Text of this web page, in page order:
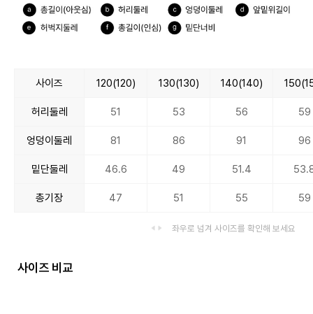
사이즈 120(120) 130(130) 140(140)
허리둘레 51 53 56 59
엉덩이둘레 81 86 91 96
밑단둘레 46.6 49 51.4
총기장 47 51 55 59
좌우로 넘겨 사이즈를 확인해 보세요
사이즈 비교